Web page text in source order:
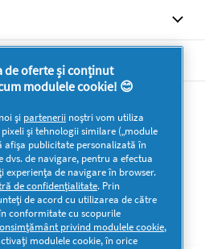
SA
Toate drepturile rezervate
de oferte și conținut
modulele cookie! 😊
și partenerii noștri vom utiliza
și tehnologii similare („module
afișa publicitate personalizată în
dvs. de navigare, pentru a efectua
de navigare în browser.
de confidențialitate. Prin
de acord cu utilizarea de către
conformitate cu scopurile
privind modulele cookie,
modulele cookie, în orice